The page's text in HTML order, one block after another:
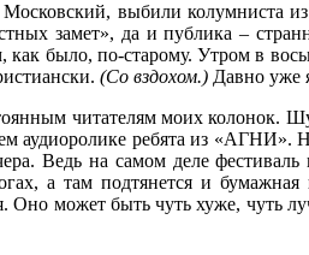
выбили колумниста
замет», да и публика –
было, по-старому. Утром в
(Со вздохом.) Давно уже
читателям моих колонок.
аудиоролике ребята из
Ведь на самом деле фестиваль
а там подтянется и
может быть чуть хуже, чуть